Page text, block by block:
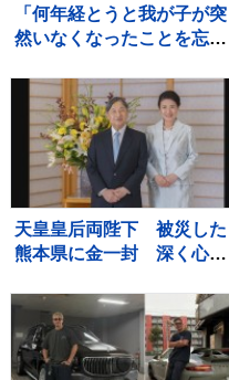
「何年経とうと我が子が突
然いなくなったことを忘れ
てはならない」 群馬県防
災ヘリ墜落事故から8年 中
之条町で追悼式
天皇皇后両陛下 被災した
熊本県に金一封 深く心痛